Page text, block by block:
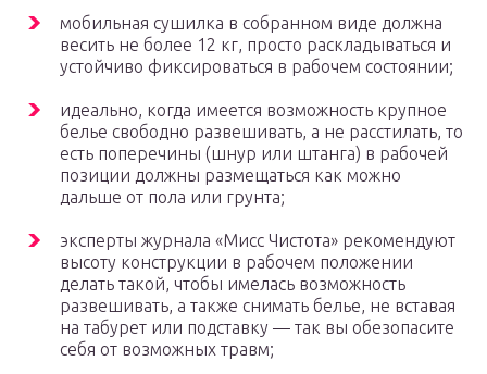
мобильная сушилка в собранном виде должна
весить не более 12 кг, просто раскладываться и
устойчиво фиксироваться в рабочем состоянии;
идеально, когда имеется возможность крупное
белье свободно развешивать, а не расстилать, то
есть поперечины (шнур или штанга) в рабочей
позиции должны размещаться как можно
дальше от пола или грунта;
эксперты журнала «Мисс Чистота» рекомендуют
высоту конструкции в рабочем положении
делать такой, чтобы имелась возможность
развешивать, а также снимать белье, не вставая
на табурет или подставку — так вы обезопасите
себя от возможных травм;